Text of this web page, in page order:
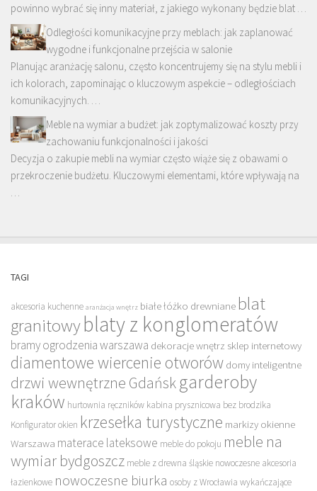
powinno wybrać się inny materiał, z jakiego wykonany będzie blat …
Odległości komunikacyjne przy meblach: jak zaplanować
wygodne i funkcjonalne przejścia w salonie
Planując aranżację salonu, często koncentrujemy się na stylu mebli i
ich kolorach, zapominając o kluczowym aspekcie – odległościach
komunikacyjnych. …
Meble na wymiar a budżet: jak zoptymalizować koszty przy
zachowaniu funkcjonalności i jakości
Decyzja o zakupie mebli na wymiar często wiąże się z obawami o
przekroczenie budżetu. Kluczowymi elementami, które wpływają na
…
TAGI
akcesoria kuchenne aranżacja wnętrz białe łóżko drewniane blat
granitowyblaty z konglomeratów
bramy ogrodzenia warszawa dekoracje wnętrz sklep internetowy
diamentowe wiercenie otworów domy inteligentne
drzwi wewnętrzne Gdańsk garderoby
kraków hurtownia ręczników kabina prysznicowa bez brodzika
Konfigurator okien krzesełka turystyczne markizy okienne
Warszawa materace lateksowe meble do pokoju meble na
wymiar bydgoszcz meble z drewna śląskie nowoczesne akcesoria
łazienkowe nowoczesne biurka osoby z Wrocławia wykańczające